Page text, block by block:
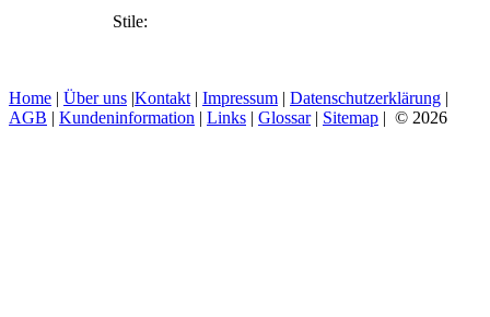
Stile:
Home | Über uns |Kontakt | Impressum | Datenschutzerklärung |
AGB | Kundeninformation | Links | Glossar| Sitemap | © 2026